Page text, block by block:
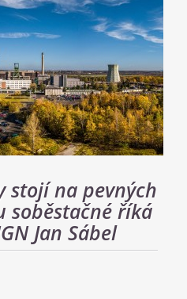
stojí na pevných
soběstačné říká
Jan Sábel